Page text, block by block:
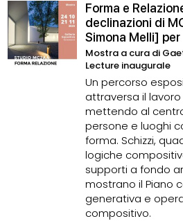
Forma e
declinazioni di
Simona Melli]
Mostra a cura di
Lecture inaugurale
Un percorso
attraversa il lavoro
mettendo al
persone e luoghi
forma. Schizzi,
logiche
supporti a fondo
mostrano il Piano
generativa e
compositivo.